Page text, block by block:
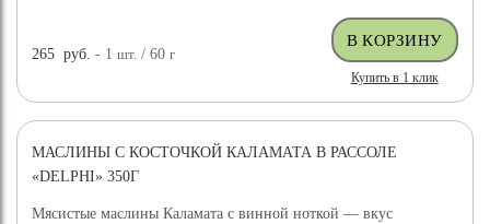
265 руб. - 1шт. / 60г
Купить в 1 клик
МАСЛИНЫ С КОСТОЧКОЙ КАЛАМАТА В РАССОЛЕ
«DELPHI» 350Г
Мясистые маслины Каламата с винной ноткой — вкус